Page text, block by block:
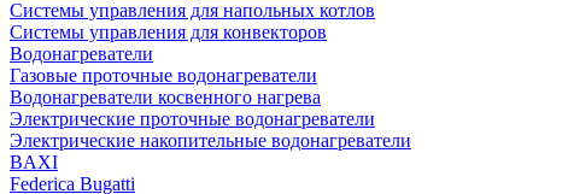
Системы управления для напольных котлов
Системы управления для конвекторов
Водонагреватели
Газовые проточные водонагреватели
Водонагреватели косвенного нагрева
Электрические проточные водонагреватели
Электрические накопительные водонагреватели
BAXI
Federica Bugatti